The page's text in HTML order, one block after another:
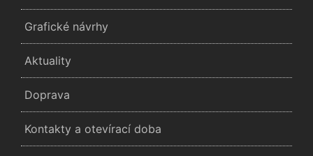
Grafické návrhy
Aktuality
Doprava
Kontakty a otevírací doba